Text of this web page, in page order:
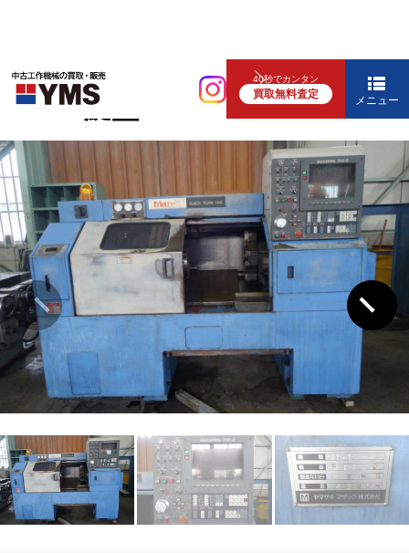
40秒でカンタン
買取無料査定 メニュー
NC旋盤
10″NC旋盤